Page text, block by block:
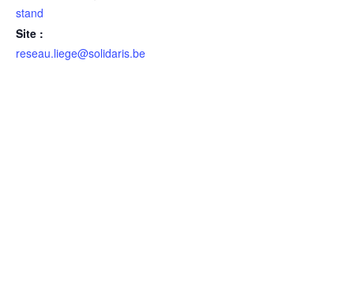
stand
Site :
reseau.liege@solidaris.be